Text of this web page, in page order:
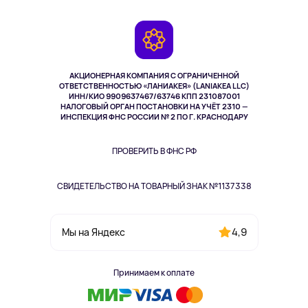
АКЦИОНЕРНАЯ КОМПАНИЯ С ОГРАНИЧЕННОЙ
ОТВЕТСТВЕННОСТЬЮ «ЛАНИАКЕЯ» (LANIAKEA LLC)
ИНН/КИО 9909637467/63746 КПП 231087001
НАЛОГОВЫЙ ОРГАН ПОСТАНОВКИ НА УЧЁТ 2310 —
ИНСПЕКЦИЯ ФНС РОССИИ № 2 ПО Г. КРАСНОДАРУ
ПРОВЕРИТЬ В ФНС РФ
СВИДЕТЕЛЬСТВО НА ТОВАРНЫЙ ЗНАК №1137338
Мы на Яндекс 4,9
Принимаем к оплате
Здоровье питомцев
Одежда и аксессуары